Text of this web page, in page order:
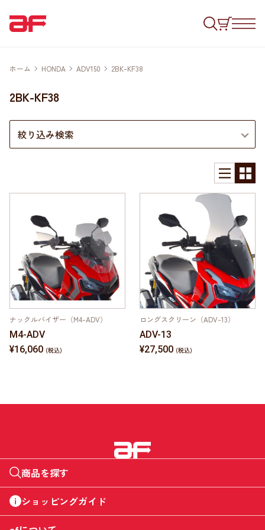
ホーム HONDA ADV150 2BK-KF38
2BK-KF38
絞り込み検索
ナックルバイザー（M4-ADV）
M4-ADV
¥16,060
ロングスクリーン（ADV-13）
ADV-13
¥27,500
商品を探す
ショッピングガイド